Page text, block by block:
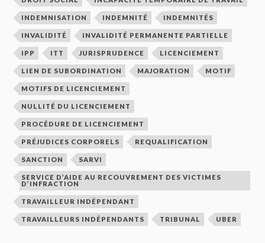
INDEMNISATION INDEMNITÉ INDEMNITÉS
INVALIDITÉ INVALIDITÉ PERMANENTE PARTIELLE
IPP ITT JURISPRUDENCE LICENCIEMENT
LIEN DE SUBORDINATION MAJORATION MOTIF
MOTIFS DE LICENCIEMENT
NULLITÉ DU LICENCIEMENT
PROCÉDURE DE LICENCIEMENT
PRÉJUDICES CORPORELS REQUALIFICATION
SANCTION SARVI
SERVICE D’AIDE AU RECOUVREMENT DES VICTIMES
D’INFRACTION
TRAVAILLEUR INDÉPENDANT
TRAVAILLEURS INDÉPENDANTS TRIBUNAL UBER